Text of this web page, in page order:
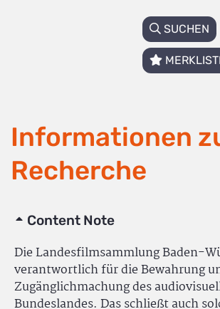
SUCHEN
Informationen
Recherche
Content Note
Die Landesfilmsammlung Baden-
verantwortlich für die Bewahrung
Zugänglichmachung des
Bundeslandes. Das schließt auch